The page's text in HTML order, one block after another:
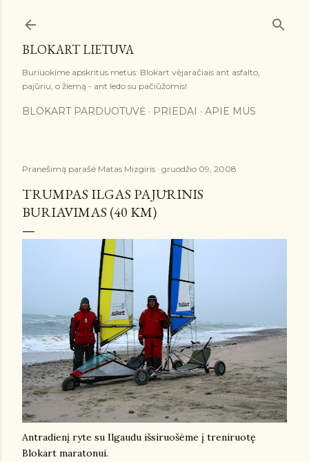
BLOKART LIETUVA
Buriuokime apskritus metus: Blokart vėjaračiais ant asfalto,
pajūriu, o žiemą - ant ledo su pačiūžomis!
BLOKART PARDUOTUVĖ PRIEDAI APIE MUS
Pranešimą parašė Matas Mizgiris gruodžio 09, 2008
TRUMPAS ILGAS PAJŪRINIS
BURIAVIMAS (40 KM)
Antradienį ryte su Ilgaudu išsiruošėme į treniruotę
Blokart maratonui.